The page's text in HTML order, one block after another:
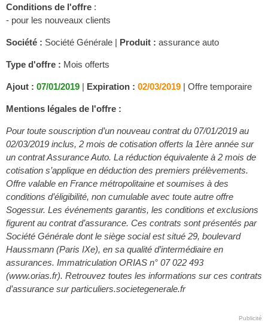
Conditions de l'offre :
- pour les nouveaux clients
Société : Société Générale | Produit : assurance auto
Type d'offre : Mois offerts
Ajout : 07/01/2019 | Expiration : 02/03/2019 | Offre temporaire
Mentions légales de l'offre :
Pour toute souscription d’un nouveau contrat du 07/01/2019 au
02/03/2019 inclus, 2 mois de cotisation offerts la 1ère année sur
un contrat Assurance Auto. La réduction équivalente à 2 mois de
cotisation s’applique en déduction des premiers prélèvements.
Offre valable en France métropolitaine et soumises à des
conditions d’éligibilité, non cumulable avec toute autre offre
Sogessur. Les événements garantis, les conditions et exclusions
figurent au contrat d’assurance. Ces contrats sont présentés par
Société Générale dont le siège social est situé 29, boulevard
Haussmann (Paris IXe), en sa qualité d’intermédiaire en
assurances. Immatriculation ORIAS n° 07 022 493
(www.orias.fr). Retrouvez toutes les informations sur ces contrats
d’assurance sur particuliers.societegenerale.fr
Publicité